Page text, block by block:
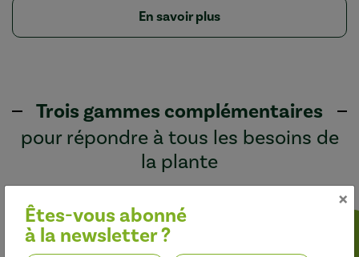
En savoir plus
Trois gammes complémentaires
pour répondre à tous les besoins de
la plante
×
Êtes-vous abonné
à la newsletter ?